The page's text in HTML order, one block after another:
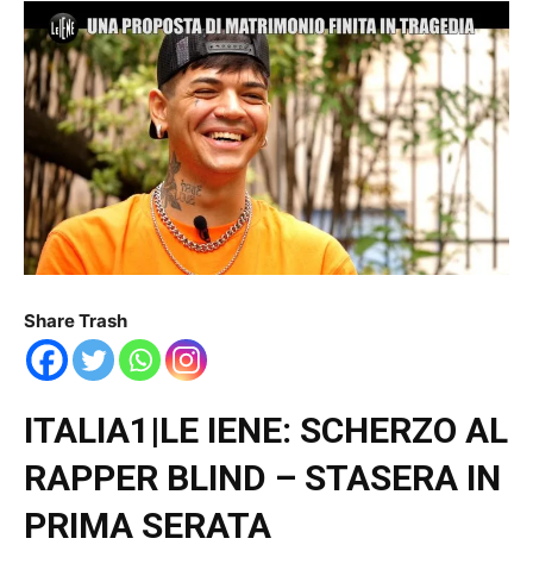
Share Trash
ITALIA1|LE IENE: SCHERZO AL
RAPPER BLIND – STASERA IN
PRIMA SERATA